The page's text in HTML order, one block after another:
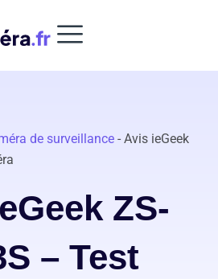
de surveillance - Avis ieGeek
ZS-
– Test